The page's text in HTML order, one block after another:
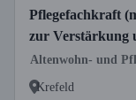
Pflegefachkraft
zur Verstärkung
Altenwohn- und
Krefeld